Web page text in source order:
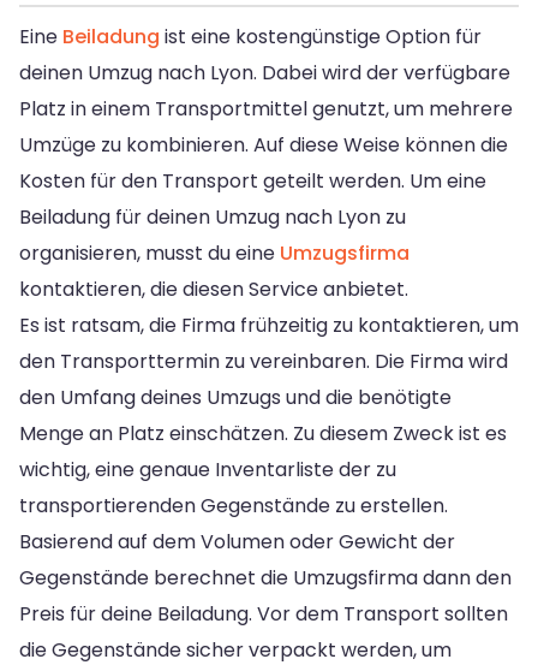
Eine Beiladung ist eine kostengünstige Option für
deinen Umzug nach Lyon. Dabei wird der verfügbare
Platz in einem Transportmittel genutzt, um mehrere
Umzüge zu kombinieren. Auf diese Weise können die
Kosten für den Transport geteilt werden. Um eine
Beiladung für deinen Umzug nach Lyon zu
organisieren, musst du eine Umzugsfirma
kontaktieren, die diesen Service anbietet.
Es ist ratsam, die Firma frühzeitig zu kontaktieren, um
den Transporttermin zu vereinbaren. Die Firma wird
den Umfang deines Umzugs und die benötigte
Menge an Platz einschätzen. Zu diesem Zweck ist es
wichtig, eine genaue Inventarliste der zu
transportierenden Gegenstände zu erstellen.
Basierend auf dem Volumen oder Gewicht der
Gegenstände berechnet die Umzugsfirma dann den
Preis für deine Beiladung. Vor dem Transport sollten
die Gegenstände sicher verpackt werden, um